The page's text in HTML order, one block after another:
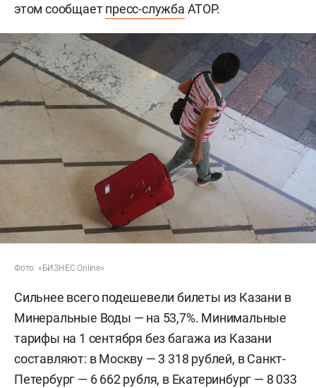
этом сообщаетпресс-служба АТОР.
Фото: «БИЗНЕС Online»
Сильнее всего подешевели билеты из Казани в
Минеральные Воды — на 53,7%. Минимальные
тарифы на 1 сентября без багажа из Казани
составляют: в Москву — 3 318 рублей, в Санкт-
Петербург — 6 662 рубля, в Екатеринбург — 8 033